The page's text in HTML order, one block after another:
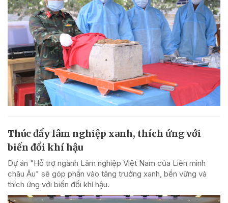
Thúc đẩy lâm nghiệp xanh, thích ứng với
biến đổi khí hậu
Dự án "Hỗ trợ ngành Lâm nghiệp Việt Nam của Liên minh
châu Âu" sẽ góp phần vào tăng trưởng xanh, bền vững và
thích ứng với biến đổi khí hậu.